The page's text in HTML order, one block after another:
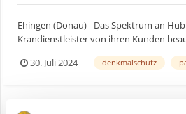
Ehingen (Donau) - Das Spektrum an
Krandienstleister von ihren Kunden
durchaus vielfältig. Einen Kran-Job der
das argentinische Unternehmen GRÚAS
30. Juli 2024 denkmalschutz